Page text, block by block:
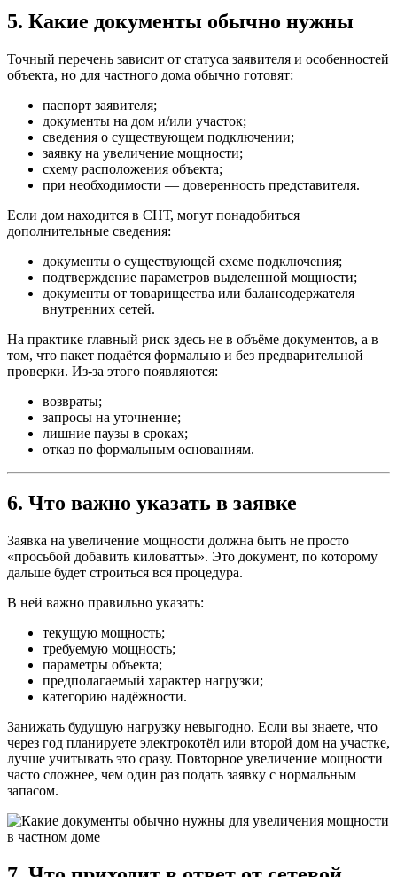
5. Какие документы обычно нужны
Точный перечень зависит от статуса заявителя и особенностей
объекта, но для частного дома обычно готовят:
паспорт заявителя;
документы на дом и/или участок;
сведения о существующем подключении;
заявку на увеличение мощности;
схему расположения объекта;
при необходимости — доверенность представителя.
Если дом находится в СНТ, могут понадобиться
дополнительные сведения:
документы о существующей схеме подключения;
подтверждение параметров выделенной мощности;
документы от товарищества или балансодержателя
внутренних сетей.
На практике главный риск здесь не в объёме документов, а в
том, что пакет подаётся формально и без предварительной
проверки. Из-за этого появляются:
возвраты;
запросы на уточнение;
лишние паузы в сроках;
отказ по формальным основаниям.
6. Что важно указать в заявке
Заявка на увеличение мощности должна быть не просто
«просьбой добавить киловатты». Это документ, по которому
дальше будет строиться вся процедура.
В ней важно правильно указать:
текущую мощность;
требуемую мощность;
параметры объекта;
предполагаемый характер нагрузки;
категорию надёжности.
Занижать будущую нагрузку невыгодно. Если вы знаете, что
через год планируете электрокотёл или второй дом на участке,
лучше учитывать это сразу. Повторное увеличение мощности
часто сложнее, чем один раз подать заявку с нормальным
запасом.